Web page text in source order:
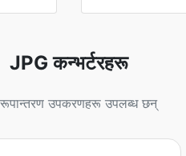
JPG कन्भर्टरहरू
उपकरणहरू उपलब्ध छन्